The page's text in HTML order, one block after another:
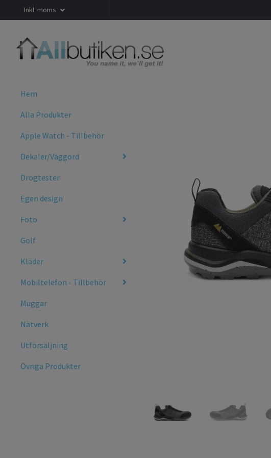
Inkl. moms
Hem
Alla Produkter
Apple Watch - Tillbehör
Dekaler/Väggord
Drogtester
Egen design
Foto
Golf
Kläder
Mobiltelefon - Tillbehör
Muggar
Nätverk
Utförsäljning
Övriga Produkter